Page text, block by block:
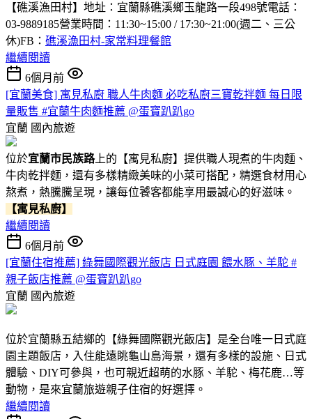
【礁溪漁田村】地址：宜蘭縣礁溪鄉玉龍路一段498號電話：
03-9889185營業時間：11:30~15:00 / 17:30~21:00(週二、三公
休)FB： 礁溪漁田村-家常料理餐館
繼續閱讀
6個月前
[宜蘭美食] 寓見私廚 職人牛肉麵 必吃私廚三寶乾拌麵 每日限
量販售 #宜蘭牛肉麵推薦 @蛋寶趴趴go
宜蘭 國內旅遊
位於宜蘭市民族路上的【寓見私廚】提供職人現煮的牛肉麵、
牛肉乾拌麵，還有多樣精緻美味的小菜可搭配，精選食材用心
熬煮，熱騰騰呈現，讓每位饕客都能享用最誠心的好滋味。
【寓見私廚】
繼續閱讀
6個月前
[宜蘭住宿推薦] 綠舞國際觀光飯店 日式庭園 餵水豚、羊駝 #
親子飯店推薦 @蛋寶趴趴go
宜蘭 國內旅遊
位於宜蘭縣五結鄉的【綠舞國際觀光飯店】是全台唯一日式庭
園主題飯店，入住能遠眺龜山島海景，還有多樣的設施、日式
體驗、DIY可參與，也可親近超萌的水豚、羊駝、梅花鹿…等
動物，是來宜蘭旅遊親子住宿的好選擇。
繼續閱讀